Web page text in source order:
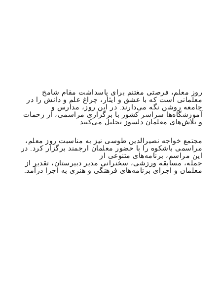
روز معلم، فرصتی مغتنم برای پاسداشت مقام شامخ
معلمانی است که با عشق و ایثار، چراغ علم و دانش را در
جامعه روشن نگه می‌دارند. در این روز، مدارس و
آموزشگاه‌ها سراسر کشور با برگزاری مراسمی، از زحمات
و تلاش‌های معلمان دلسوز تجلیل می‌کنند.
مجتمع خواجه نصیرالدین طوسی نیز به مناسبت روز معلم،
مراسمی باشکوه را با حضور معلمان ارجمند برگزار کرد. در
این مراسم، برنامه‌های متنوعی از
جمله، مسابقه ورزشی، سخنرانی مدیر دبیرستان، تقدیر از
معلمان و اجرای برنامه‌های فرهنگی و هنری به اجرا درآمد.